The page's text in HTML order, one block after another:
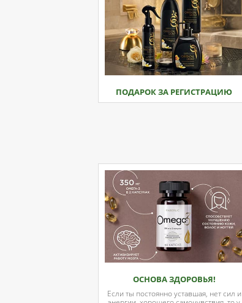
ПОДАРОК ЗА РЕГИСТРАЦИЮ
ОСНОВА ЗДОРОВЬЯ!
Если ты постоянно уставшая, нет сил и